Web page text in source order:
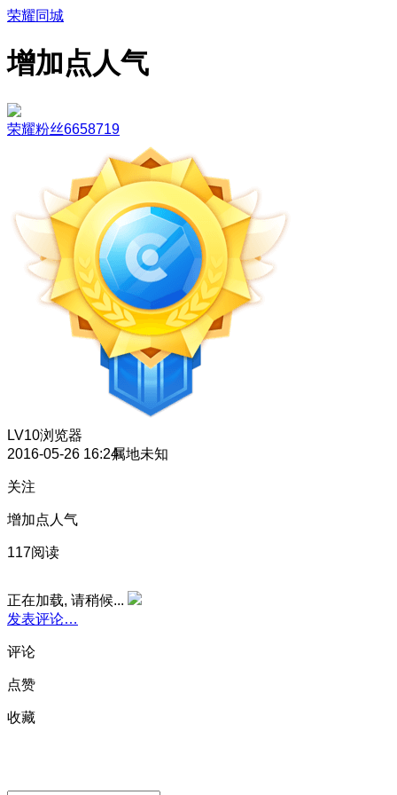
荣耀同城
增加点人气
荣耀粉丝6658719
LV10浏览器
2016-05-26 16:24属地未知
关注
增加点人气
117阅读
正在加载, 请稍候...
发表评论…
评论
点赞
收藏